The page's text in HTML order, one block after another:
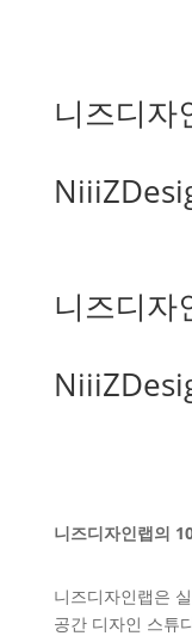
니즈디자
니즈디자
니즈디자인랩의
니즈디자인랩은
공간 디자인 스튜